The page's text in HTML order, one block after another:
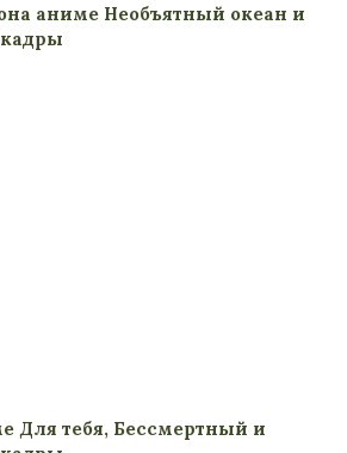
аниме Необъятный океан и
Для тебя, Бессмертный и